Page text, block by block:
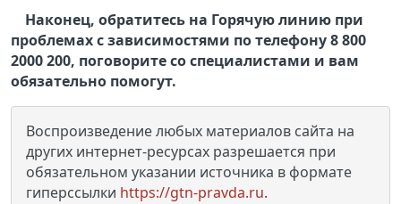
Наконец, обратитесь на Горячую линию при
проблемах с зависимостями по телефону 8 800
2000 200, поговорите со специалистами и вам
обязательно помогут.
Воспроизведение любых материалов сайта на
других интернет-ресурсах разрешается при
обязательном указании источника в формате
гиперссылки https://gtn-pravda.ru.